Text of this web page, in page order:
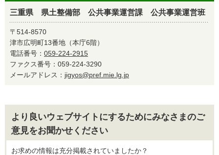
三重県 県土整備部 公共事業運営課 公共事業運営班
〒514-8570
津市広明町13番地（本庁6階）
電話番号： 059-224-2915
ファクス番号：059-224-3290
メールアドレス： jigyos@pref.mie.lg.jp
より良いウェブサイトにするためにみなさまのご
意見をお聞かせください
お求めの情報は充分掲載されていましたか？